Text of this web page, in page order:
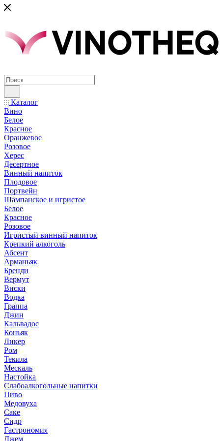
Каталог
Вино
Белое
Красное
Оранжевое
Розовое
Херес
Десертное
Винный напиток
Плодовое
Портвейн
Шампанское и игристое
Белое
Красное
Розовое
Игристый винный напиток
Крепкий алкоголь
Абсент
Арманьяк
Бренди
Вермут
Виски
Водка
Граппа
Джин
Кальвадос
Коньяк
Ликер
Ром
Текила
Мескаль
Настойка
Слабоалкогольные напитки
Пиво
Медовуха
Саке
Сидр
Гастрономия
Джем